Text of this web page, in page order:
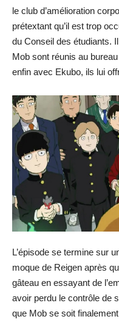
le club d’amélioration
prétextant qu’il est trop
du Conseil des étudiants.
Mob sont réunis au
enfin avec Ekubo, ils lui
L’épisode se termine sur
moque de Reigen après
gâteau en essayant de
avoir perdu le contrôle de
que Mob se soit